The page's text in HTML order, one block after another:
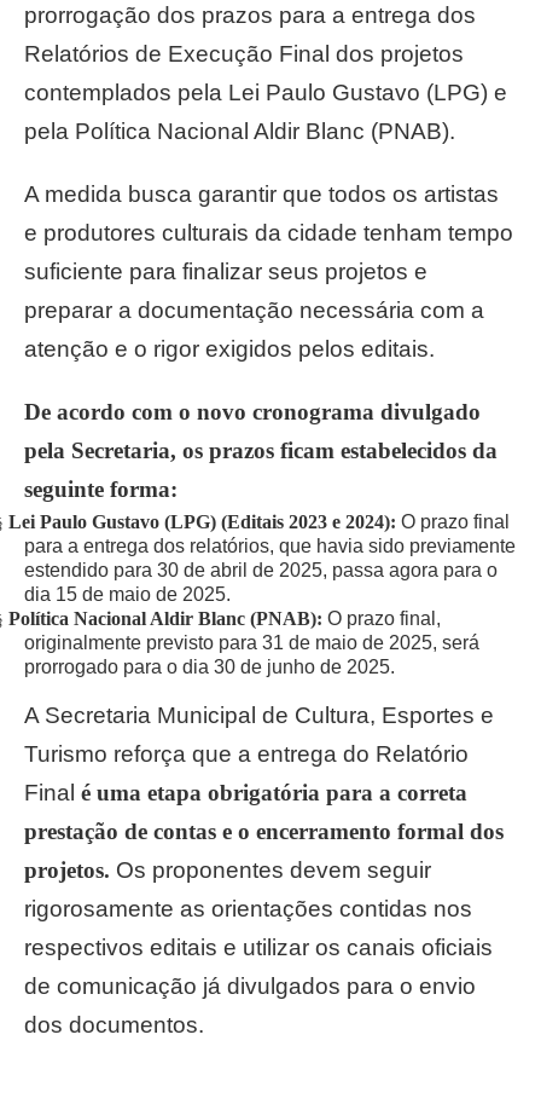
prorrogação dos prazos para a entrega dos
Relatórios de Execução Final dos projetos
contemplados pela Lei Paulo Gustavo (LPG) e
pela Política Nacional Aldir Blanc (PNAB).
A medida busca garantir que todos os artistas
e produtores culturais da cidade tenham tempo
suficiente para finalizar seus projetos e
preparar a documentação necessária com a
atenção e o rigor exigidos pelos editais.
De acordo com o novo cronograma divulgado
pela Secretaria, os prazos ficam estabelecidos da
seguinte forma:
Lei Paulo Gustavo (LPG) (Editais 2023 e 2024): O prazo final
para a entrega dos relatórios, que havia sido previamente
estendido para 30 de abril de 2025, passa agora para o
dia 15 de maio de 2025.
Política Nacional Aldir Blanc (PNAB): O prazo final,
originalmente previsto para 31 de maio de 2025, será
prorrogado para o dia 30 de junho de 2025.
A Secretaria Municipal de Cultura, Esportes e
Turismo reforça que a entrega do Relatório
Finalé uma etapa obrigatória para a correta
prestação de contas e o encerramento formal dos
projetos. Os proponentes devem seguir
rigorosamente as orientações contidas nos
respectivos editais e utilizar os canais oficiais
de comunicação já divulgados para o envio
dos documentos.